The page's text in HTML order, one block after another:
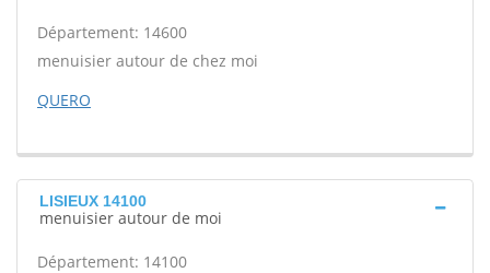
Département: 14600
menuisier autour de chez moi
QUERO
LISIEUX 14100
menuisier autour de moi
Département: 14100